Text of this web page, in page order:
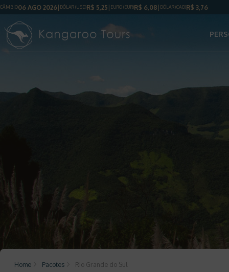
CÂMBIO06 AGO 2026 DÓLAR(USD)R$ 5,25 EURO (EUR)R$ 6,08 DÓLAR(CAD)R$ 3,76
Home Pacotes Rio Grande do Sul